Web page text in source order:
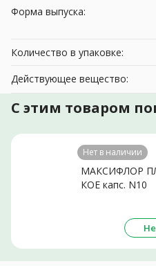
Форма выпуска:
Количество в упаковке:
Действующее вещество:
С этим товаром
Нет в наличии
МАКСИФЛОР
КОЕ капс. N10